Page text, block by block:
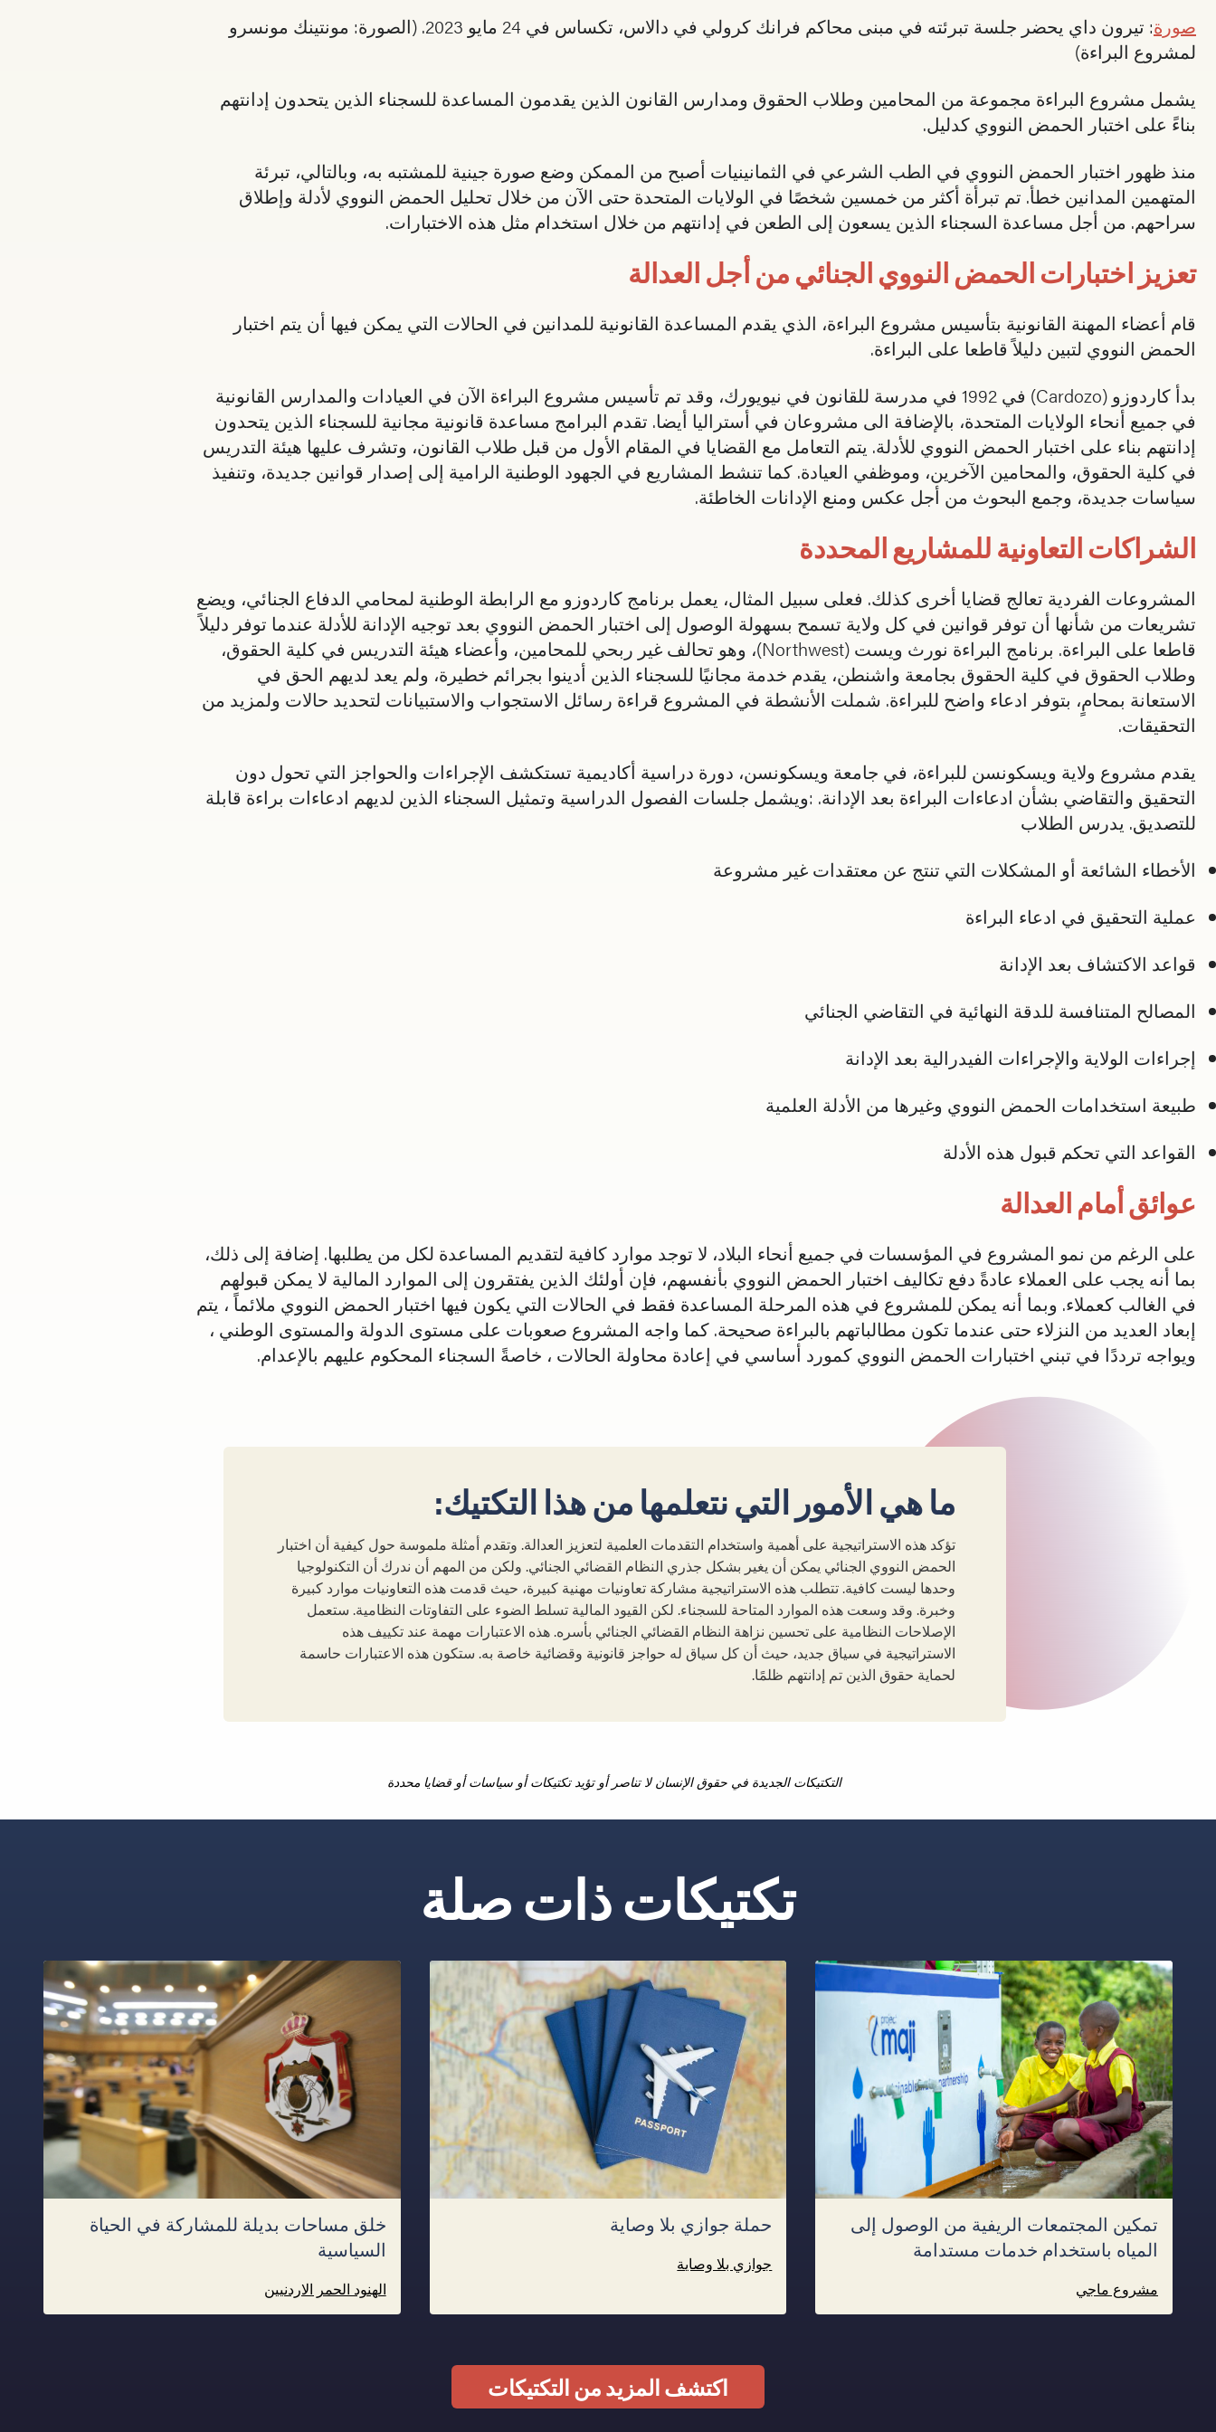
صورة
: تيرون داي يحضر جلسة تبرئته في مبنى محاكم فرانك كرولي في دالاس، تكساس في 24 مايو 2023. (الصورة: مونتينك مونسرو
لمشروع البراءة)
يشمل مشروع البراءة مجموعة من المحامين وطلاب الحقوق ومدارس القانون الذين يقدمون المساعدة للسجناء الذين يتحدون إدانتهم
بناءً على اختبار الحمض النووي كدليل.
منذ ظهور اختبار الحمض النووي في الطب الشرعي في الثمانينيات أصبح من الممكن وضع صورة جينية للمشتبه به، وبالتالي، تبرئة
المتهمين المدانين خطأ. تم تبرأة أكثر من خمسين شخصًا في الولايات المتحدة حتى الآن من خلال تحليل الحمض النووي لأدلة وإطلاق
سراحهم. من أجل مساعدة السجناء الذين يسعون إلى الطعن في إدانتهم من خلال استخدام مثل هذه الاختبارات.
تعزيز اختبارات الحمض النووي الجنائي من أجل العدالة
قام أعضاء المهنة القانونية بتأسيس مشروع البراءة، الذي يقدم المساعدة القانونية للمدانين في الحالات التي يمكن فيها أن يتم اختبار
الحمض النووي لتبين دليلاً قاطعا على البراءة.
بدأ كاردوزو (Cardozo) في 1992 في مدرسة للقانون في نيويورك، وقد تم تأسيس مشروع البراءة الآن في العيادات والمدارس القانونية
في جميع أنحاء الولايات المتحدة، بالإضافة الى مشروعان في أستراليا أيضا. تقدم البرامج مساعدة قانونية مجانية للسجناء الذين يتحدون
إدانتهم بناء على اختبار الحمض النووي للأدلة. يتم التعامل مع القضايا في المقام الأول من قبل طلاب القانون، وتشرف عليها هيئة التدريس
في كلية الحقوق، والمحامين الآخرين، وموظفي العيادة. كما تنشط المشاريع في الجهود الوطنية الرامية إلى إصدار قوانين جديدة، وتنفيذ
سياسات جديدة، وجمع البحوث من أجل عكس ومنع الإدانات الخاطئة.
الشراكات التعاونية للمشاريع المحددة
المشروعات الفردية تعالج قضايا أخرى كذلك. فعلى سبيل المثال، يعمل برنامج كاردوزو مع الرابطة الوطنية لمحامي الدفاع الجنائي، ويضع
تشريعات من شأنها أن توفر قوانين في كل ولاية تسمح بسهولة الوصول إلى اختبار الحمض النووي بعد توجيه الإدانة للأدلة عندما توفر دليلاً
قاطعا على البراءة. برنامج البراءة نورث ويست (Northwest)، وهو تحالف غير ربحي للمحامين، وأعضاء هيئة التدريس في كلية الحقوق،
وطلاب الحقوق في كلية الحقوق بجامعة واشنطن، يقدم خدمة مجانيًا للسجناء الذين أدينوا بجرائم خطيرة، ولم يعد لديهم الحق في
الاستعانة بمحامٍ، بتوفر ادعاء واضح للبراءة. شملت الأنشطة في المشروع قراءة رسائل الاستجواب والاستبيانات لتحديد حالات ولمزيد من
التحقيقات.
يقدم مشروع ولاية ويسكونسن للبراءة، في جامعة ويسكونسن، دورة دراسية أكاديمية تستكشف الإجراءات والحواجز التي تحول دون
التحقيق والتقاضي بشأن ادعاءات البراءة بعد الإدانة. :ويشمل جلسات الفصول الدراسية وتمثيل السجناء الذين لديهم ادعاءات براءة قابلة
للتصديق. يدرس الطلاب
الأخطاء الشائعة أو المشكلات التي تنتج عن معتقدات غير مشروعة
عملية التحقيق في ادعاء البراءة
قواعد الاكتشاف بعد الإدانة
المصالح المتنافسة للدقة النهائية في التقاضي الجنائي
إجراءات الولاية والإجراءات الفيدرالية بعد الإدانة
طبيعة استخدامات الحمض النووي وغيرها من الأدلة العلمية
القواعد التي تحكم قبول هذه الأدلة
عوائق أمام العدالة
على الرغم من نمو المشروع في المؤسسات في جميع أنحاء البلاد، لا توجد موارد كافية لتقديم المساعدة لكل من يطلبها. إضافة إلى ذلك،
بما أنه يجب على العملاء عادةً دفع تكاليف اختبار الحمض النووي بأنفسهم، فإن أولئك الذين يفتقرون إلى الموارد المالية لا يمكن قبولهم
في الغالب كعملاء. وبما أنه يمكن للمشروع في هذه المرحلة المساعدة فقط في الحالات التي يكون فيها اختبار الحمض النووي ملائماً ، يتم
إبعاد العديد من النزلاء حتى عندما تكون مطالباتهم بالبراءة صحيحة. كما واجه المشروع صعوبات على مستوى الدولة والمستوى الوطني ،
ويواجه ترددًا في تبني اختبارات الحمض النووي كمورد أساسي في إعادة محاولة الحالات ، خاصةً السجناء المحكوم عليهم بالإعدام.
ما هي الأمور التي نتعلمها من هذا التكتيك:
تؤكد هذه الاستراتيجية على أهمية واستخدام التقدمات العلمية لتعزيز العدالة. وتقدم أمثلة ملموسة حول كيفية أن اختبار
الحمض النووي الجنائي يمكن أن يغير بشكل جذري النظام القضائي الجنائي. ولكن من المهم أن ندرك أن التكنولوجيا
وحدها ليست كافية. تتطلب هذه الاستراتيجية مشاركة تعاونيات مهنية كبيرة، حيث قدمت هذه التعاونيات موارد كبيرة
وخبرة. وقد وسعت هذه الموارد المتاحة للسجناء. لكن القيود المالية تسلط الضوء على التفاوتات النظامية. ستعمل
الإصلاحات النظامية على تحسين نزاهة النظام القضائي الجنائي بأسره. هذه الاعتبارات مهمة عند تكييف هذه
الاستراتيجية في سياق جديد، حيث أن كل سياق له حواجز قانونية وقضائية خاصة به. ستكون هذه الاعتبارات حاسمة
لحماية حقوق الذين تم إدانتهم ظلمًا.
التكتيكات الجديدة في حقوق الإنسان لا تناصر أو تؤيد تكتيكات أو سياسات أو قضايا محددة
تكتيكات ذات صلة
تمكين المجتمعات الريفية من الوصول إلى
المياه باستخدام خدمات مستدامة
مشروع ماجي
حملة جوازي بلا وصاية
جوازي بلا وصاية
خلق مساحات بديلة للمشاركة في الحياة
السياسية
الهنود الحمر الاردنيين
اكتشف المزيد من التكتيكات